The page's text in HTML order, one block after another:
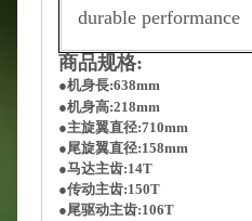
durable performance
商品规格:
●机身長:638mm
●机身高:218mm
●主旋翼直径:710mm
●尾旋翼直径:158mm
●马达主齿:14T
●传动主齿:150T
●尾驱动主齿:106T